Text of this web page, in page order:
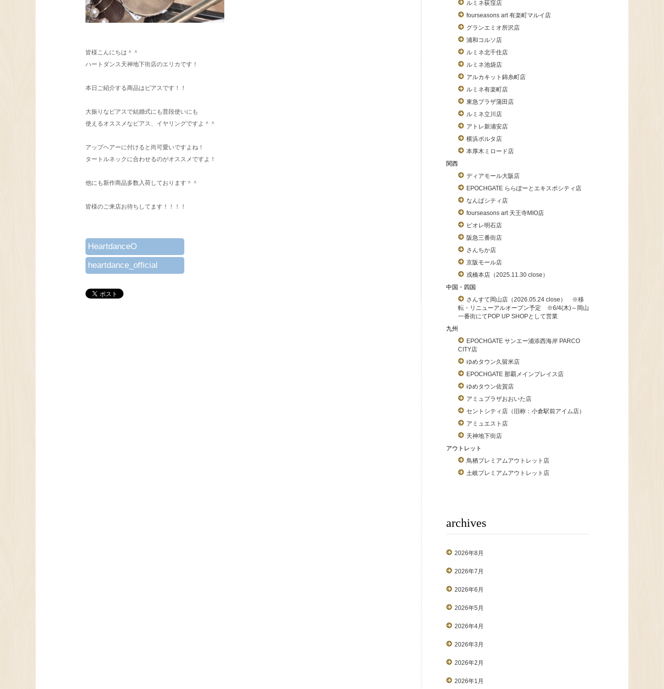
皆様こんにちは＾＾
ハートダンス天神地下街店のエリカです！
本日ご紹介する商品はピアスです！！
大振りなピアスで結婚式にも普段使いにも
使えるオススメなピアス、イヤリングですよ＾＾
アップヘアーに付けると尚可愛いですよね！
タートルネックに合わせるのがオススメですよ！
他にも新作商品多数入荷しております＾＾
皆様のご来店お待ちしてます！！！！
HeartdanceO
heartdance_official
ルミネ荻窪店
fourseasons art 有楽町マルイ店
グランエミオ所沢店
浦和コルソ店
ルミネ北千住店
ルミネ池袋店
アルカキット錦糸町店
ルミネ有楽町店
東急プラザ蒲田店
ルミネ立川店
アトレ新浦安店
横浜ポルタ店
本厚木ミロード店
関西
ディアモール大阪店
EPOCHGATE ららぽーとエキスポシティ店
なんばシティ店
fourseasons art 天王寺MIO店
ピオレ明石店
阪急三番街店
さんちか店
京阪モール店
戎橋本店（2025.11.30 close）
中国・四国
さんすて岡山店（2026.05.24 close） ※移
転・リニューアルオープン予定 ※6/4(木)～岡山
一番街にてPOP UP SHOPとして営業
九州
EPOCHGATE サンエー浦添西海岸 PARCO
CITY店
ゆめタウン久留米店
EPOCHGATE 那覇メインプレイス店
ゆめタウン佐賀店
アミュプラザおおいた店
セントシティ店（旧称：小倉駅前アイム店）
アミュエスト店
天神地下街店
アウトレット
鳥栖プレミアムアウトレット店
土岐プレミアムアウトレット店
archives
2026年8月
2026年7月
2026年6月
2026年5月
2026年4月
2026年3月
2026年2月
2026年1月